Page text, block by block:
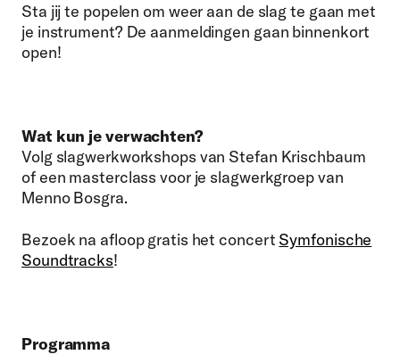
Sta jij te popelen om weer aan de slag te gaan met
je instrument? De aanmeldingen gaan binnenkort
open!
Wat kun je verwachten?
Volg slagwerkworkshops van Stefan Krischbaum
of een masterclass voor je slagwerkgroep van
Menno Bosgra.
Bezoek na afloop gratis het concert Symfonische
Soundtracks!
Programma